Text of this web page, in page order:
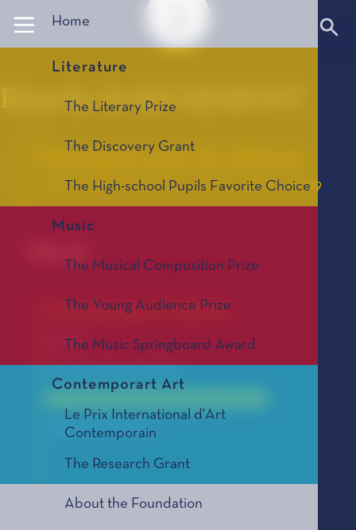
Home
Literature
The Literary Prize
The Discovery Grant
The High-school Pupils Favorite Choice
Music
The Musical Composition Prize
The Young Audience Prize
The Music Springboard Award
Contemporart Art
Le Prix International d'Art
Contemporain
The Research Grant
About the Foundation
Blanche de RICHEMONT
Pourquoi pas le silence
Le Coup de Cœur des Lycéens, édition 2009
Work
Pourquoi pas le silence
Novel
Éditions Robert Laffont
2009 SELECTION